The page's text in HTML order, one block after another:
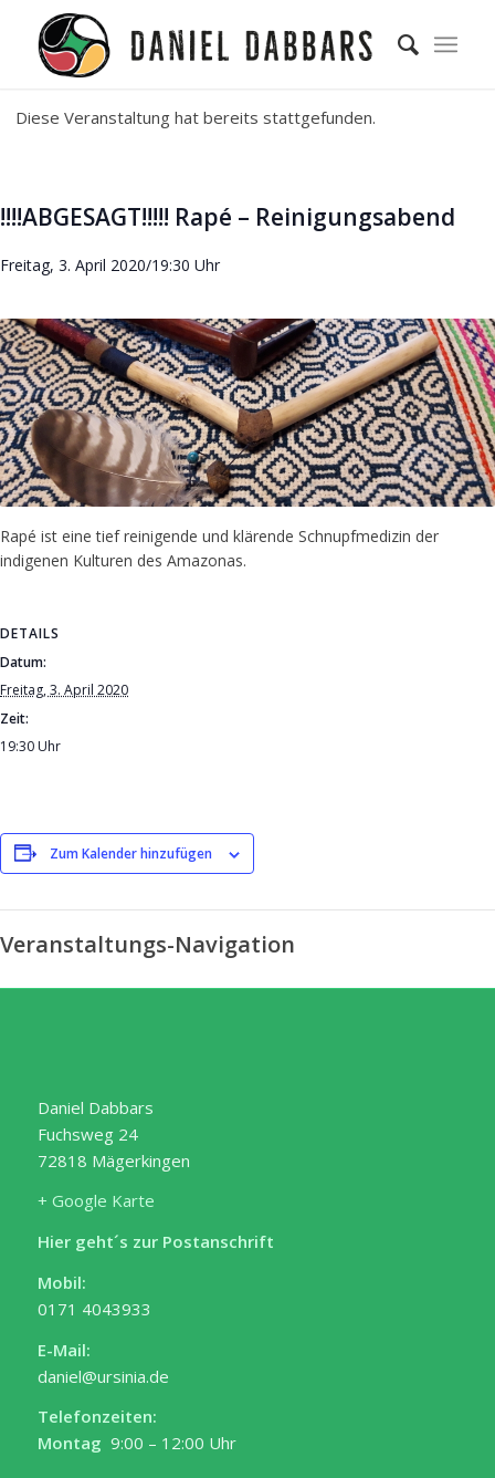
Diese Veranstaltung hat bereits stattgefunden.
!!!!ABGESAGT!!!!! Rapé – Reinigungsabend
Freitag, 3. April 2020/19:30 Uhr
Rapé ist eine tief reinigende und klärende Schnupfmedizin der
indigenen Kulturen des Amazonas.
DETAILS
Datum:
Freitag, 3. April 2020
Zeit:
19:30 Uhr
Zum Kalender hinzufügen
Veranstaltungs-Navigation
Daniel Dabbars
Fuchsweg 24
72818 Mägerkingen
+ Google Karte
Hier geht´s zur Postanschrift
Mobil:
0171 4043933
E-Mail:
daniel@ursinia.de
Telefonzeiten:
Montag 9:00 – 12:00 Uhr